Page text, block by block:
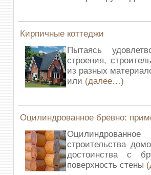
Кирпичные коттеджи
Пытаясь
строения,
из разных
или (далее…)
Оцилиндрованное бревно:
строительства
достоинства с
поверхность стены